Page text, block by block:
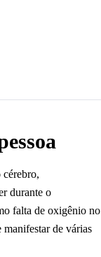
durante o
falta de oxigênio no
manifestar de várias